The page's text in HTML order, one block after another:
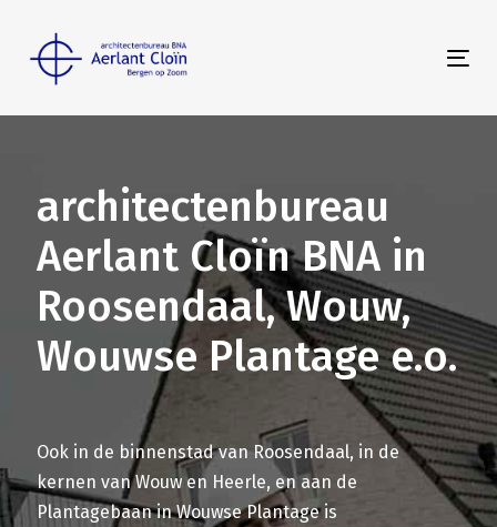
primary
contentarchitectenbureau
Aerlant Cloïn BNA in
Roosendaal, Wouw,
Wouwse Plantage e.o.
Ook in de binnenstad van Roosendaal, in de
kernen van Wouw en Heerle, en aan de
Plantagebaan in Wouwse Plantage is